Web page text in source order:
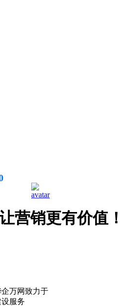
营销更有价值！
万网致力于
服务